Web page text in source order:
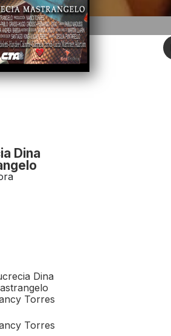
Dina
Dina
Torres
Torres